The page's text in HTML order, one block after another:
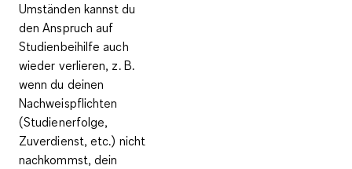
Umständen kannst du
denAnspruch auf
Studienbeihilfe auch
wieder verlieren, z. B.
wenn du deinen
Nachweispflichten
(Studienerfolge,
Zuverdienst, etc.) nicht
nachkommst, dein